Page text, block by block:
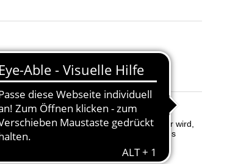
Color:
Black
Manufacturer: Autofamily